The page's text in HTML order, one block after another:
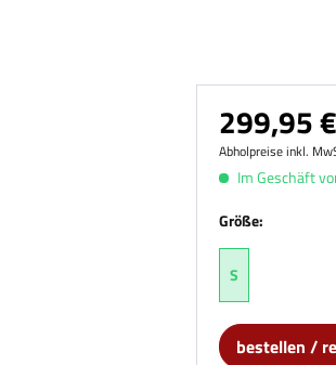
299,95
Abholpreise inkl.
Im Geschäft
Größe:
S
bestellen /